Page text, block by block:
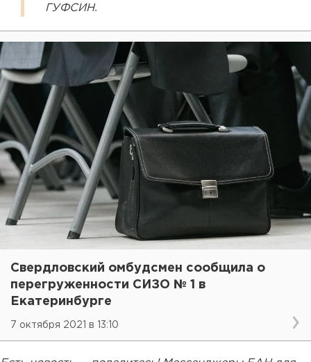
ГУФСИН.
Свердловский омбудсмен сообщила о
перегруженности СИЗО № 1 в
Екатеринбурге
7 октября 2021 в 13:10